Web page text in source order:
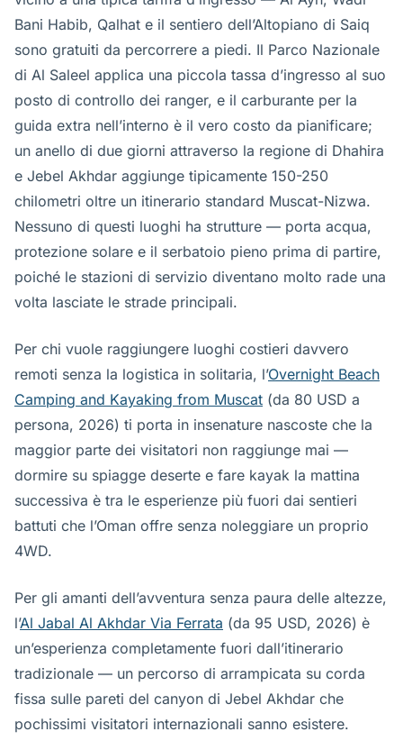
Bani Habib, Qalhat e il sentiero dell’Altopiano di Saiq
sono gratuiti da percorrere a piedi. Il Parco Nazionale
di Al Saleel applica una piccola tassa d’ingresso al suo
posto di controllo dei ranger, e il carburante per la
guida extra nell’interno è il vero costo da pianificare;
un anello di due giorni attraverso la regione di Dhahira
e Jebel Akhdar aggiunge tipicamente 150-250
chilometri oltre un itinerario standard Muscat-Nizwa.
Nessuno di questi luoghi ha strutture — porta acqua,
protezione solare e il serbatoio pieno prima di partire,
poiché le stazioni di servizio diventano molto rade una
volta lasciate le strade principali.
Per chi vuole raggiungere luoghi costieri davvero
remoti senza la logistica in solitaria, l’Overnight Beach
Camping and Kayaking from Muscat (da 80 USD a
persona, 2026) ti porta in insenature nascoste che la
maggior parte dei visitatori non raggiunge mai —
dormire su spiagge deserte e fare kayak la mattina
successiva è tra le esperienze più fuori dai sentieri
battuti che l’Oman offre senza noleggiare un proprio
4WD.
Per gli amanti dell’avventura senza paura delle altezze,
l’Al Jabal Al Akhdar Via Ferrata (da 95 USD, 2026) è
un’esperienza completamente fuori dall’itinerario
tradizionale — un percorso di arrampicata su corda
fissa sulle pareti del canyon di Jebel Akhdar che
pochissimi visitatori internazionali sanno esistere.